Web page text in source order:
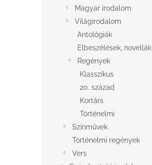
Magyar irodalom
Világirodalom
Antológiák
Elbeszélések, novellák
Regények
Klasszikus
20. század
Kortárs
Történelmi
Színművek
Történelmi regények
Vers